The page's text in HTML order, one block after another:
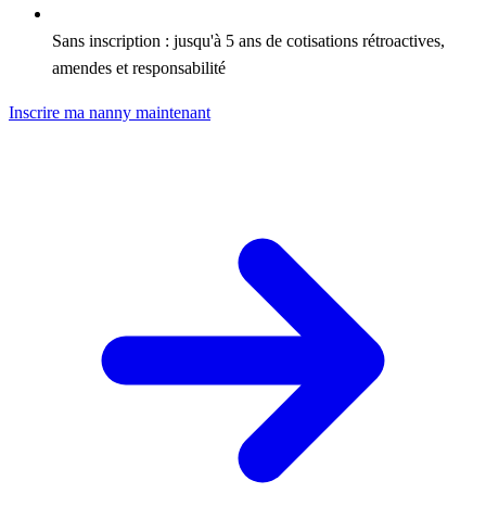
Sans inscription : jusqu'à 5 ans de cotisations rétroactives,
amendes et responsabilité
Inscrire ma nanny maintenant